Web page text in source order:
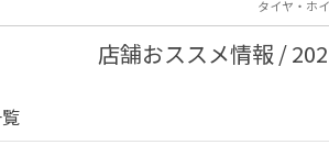
タイヤ・ホ
店舗おススメ情報 /